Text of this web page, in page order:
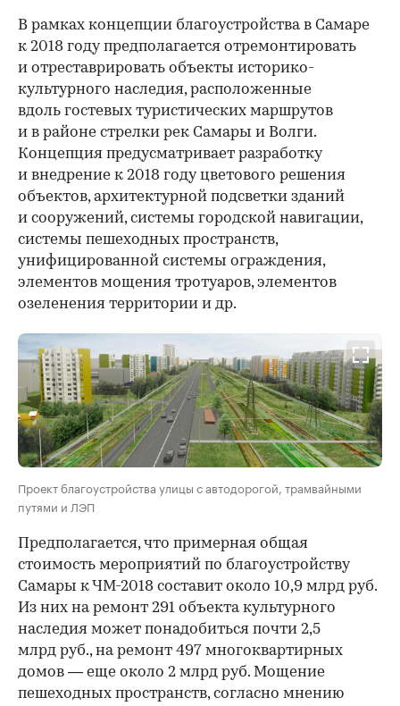
В рамках концепции благоустройства в Самаре
к 2018 году предполагается отремонтировать
и отреставрировать объекты историко-
культурного наследия, расположенные
вдоль гостевых туристических маршрутов
и в районе стрелки рек Самары и Волги.
Концепция предусматривает разработку
и внедрение к 2018 году цветового решения
объектов, архитектурной подсветки зданий
и сооружений, системы городской навигации,
системы пешеходных пространств,
унифицированной системы ограждения,
элементов мощения тротуаров, элементов
озеленения территории и др.
Проект благоустройства улицы с автодорогой, трамвайными
путями и ЛЭП
Предполагается, что примерная общая
стоимость мероприятий по благоустройству
Самары к ЧМ-2018 составит около 10,9 млрд руб.
Из них на ремонт 291 объекта культурного
наследия может понадобиться почти 2,5
млрд руб., на ремонт 497 многоквартирных
домов — еще около 2 млрд руб. Мощение
пешеходных пространств, согласно мнению